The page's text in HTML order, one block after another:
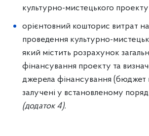
культурно-мистецького проекту
орієнтовний кошторис витрат на
проведення культурно-
який містить розрахунок
фінансування проекту та
джерела фінансування (бюджет
залучені у встановленому
(додаток 4).